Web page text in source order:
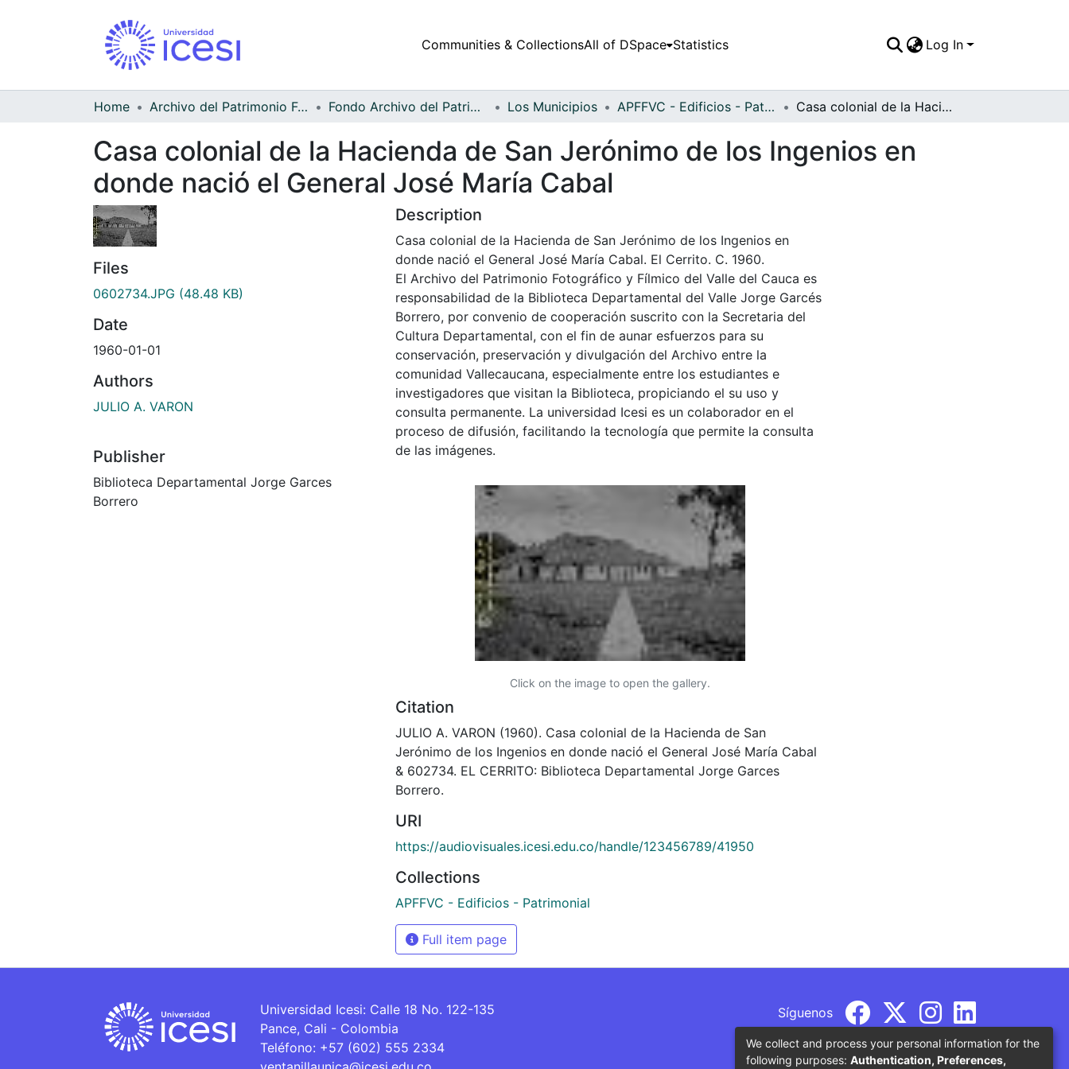
Communities & CollectionsAll of DSpace Statistics Log In
Home Archivo del Patrimonio Fotográfico y Fílmico del Valle del Cauca Fondo Archivo del Patrimonio Fotográfico y Fílmico del Valle del Cauca Los Municipios APFFVC - Edificios - Patrimonial Casa colonial de la Hacienda de San Jerónimo de los Ingenios en donde nació el General José María Cabal
Casa colonial de la Hacienda de San Jerónimo de los Ingenios en
donde nació el General José María Cabal
Files
0602734.JPG (48.48 KB)
Date
1960-01-01
Authors
JULIO A. VARON
Publisher
Biblioteca Departamental Jorge Garces
Borrero
Description
Casa colonial de la Hacienda de San Jerónimo de los Ingenios en
donde nació el General José María Cabal. El Cerrito. C. 1960.
El Archivo del Patrimonio Fotográfico y Fílmico del Valle del Cauca es
responsabilidad de la Biblioteca Departamental del Valle Jorge Garcés
Borrero, por convenio de cooperación suscrito con la Secretaria del
Cultura Departamental, con el fin de aunar esfuerzos para su
conservación, preservación y divulgación del Archivo entre la
comunidad Vallecaucana, especialmente entre los estudiantes e
investigadores que visitan la Biblioteca, propiciando el su uso y
consulta permanente. La universidad Icesi es un colaborador en el
proceso de difusión, facilitando la tecnología que permite la consulta
de las imágenes.
Click on the image to open the gallery.
Citation
JULIO A. VARON (1960). Casa colonial de la Hacienda de San
Jerónimo de los Ingenios en donde nació el General José María Cabal
& 602734. EL CERRITO: Biblioteca Departamental Jorge Garces
Borrero.
URI
https://audiovisuales.icesi.edu.co/handle/123456789/41950
Collections
APFFVC - Edificios - Patrimonial
Full item page
Universidad Icesi: Calle 18 No. 122-135
Pance, Cali - Colombia
Teléfono: +57 (602) 555 2334
Síguenos
We collect and process your personal information for the
following purposes: Authentication, Preferences,